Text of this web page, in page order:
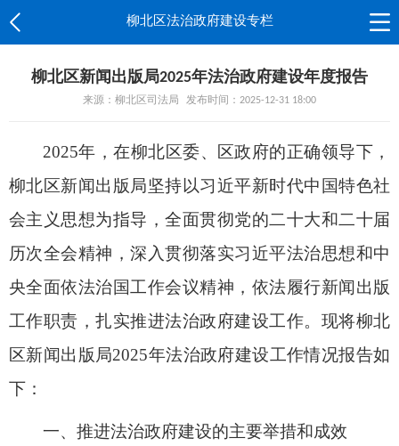
柳北区法治政府建设专栏
柳北区新闻出版局2025年法治政府建设年度报告
来源：柳北区司法局 发布时间：2025-12-31 18:00
2025年，在柳北区委、区政府的正确领导下，
柳北区新闻出版局坚持以习近平新时代中国特色社
会主义思想为指导，全面贯彻党的二十大和二十届
历次全会精神，深入贯彻落实习近平法治思想和中
央全面依法治国工作会议精神，依法履行新闻出版
工作职责，扎实推进法治政府建设工作。 现将柳北
区新闻出版局2025年法治政府建设工作情况报告如
下：
一、推进法治政府建设的主要举措和成效